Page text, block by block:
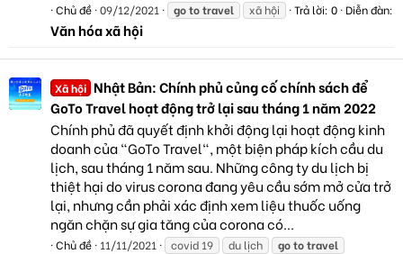
Chủ đề 09/12/2021 gototravel xã hội Trả lời: 0 Diễn đàn:
Văn hóa xã hội
Xã hội Nhật Bản: Chính phủ củng cố chính sách để
GoTo Travel hoạt động trở lại sau tháng 1 năm 2022
Chính phủ đã quyết định khởi động lại hoạt động kinh
doanh của "GoTo Travel", một biện pháp kích cầu du
lịch, sau tháng 1 năm sau. Những công ty du lịch bị
thiệt hại do virus corona đang yêu cầu sớm mở cửa trở
lại, nhưng cần phải xác định xem liệu thuốc uống
ngăn chặn sự gia tăng của corona có...
Chủ đề 11/11/2021 covid 19 du lịch gototravel